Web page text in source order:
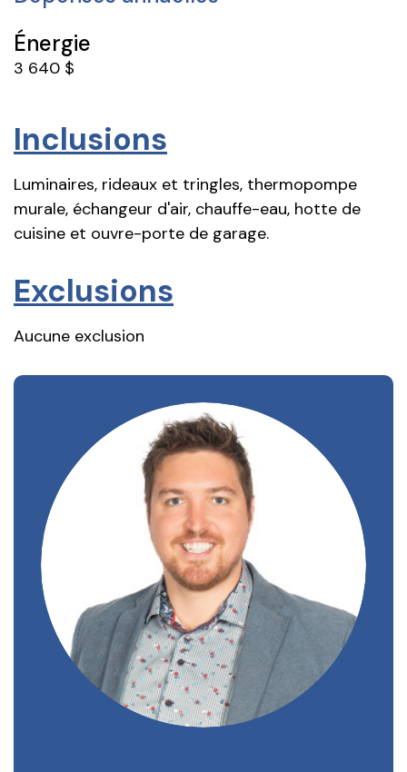
Énergie
3 640 $
Inclusions
Luminaires, rideaux et tringles, thermopompe
murale, échangeur d'air, chauffe-eau, hotte de
cuisine et ouvre-porte de garage.
Exclusions
Aucune exclusion